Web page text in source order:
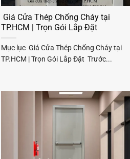
Giá Cửa Thép Chống Cháy tại
TP.HCM | Trọn Gói Lắp Đặt
Mục lục Giá Cửa Thép Chống Cháy tại
TP.HCM | Trọn Gói Lắp Đặt Trước...